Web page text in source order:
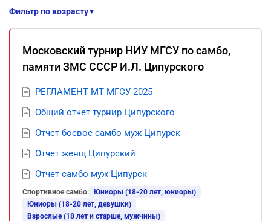
Фильтр по возрасту▼
Московский турнир НИУ МГСУ по самбо,
памяти ЗМС СССР И.Л. Ципурского
РЕГЛАМЕНТ МТ МГСУ 2025
Общий отчет турнир Ципурского
Отчет боевое самбо муж Ципурск
Отчет женщ Ципурский
Отчет самбо муж Ципурск
Спортивное самбо:
Юниоры (18-20 лет, юниоры)
Юниоры (18-20 лет, девушки)
Взрослые (18 лет и старше, мужчины)